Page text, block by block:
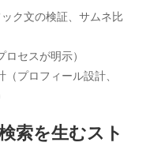
ク文の検証、サムネ比
セスが明示）
プロフィール設計、
索を生むスト